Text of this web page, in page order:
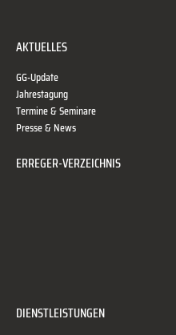
AKTUELLES
GG-Update
Jahrestagung
Termine & Seminare
Presse & News
ERREGER-VERZEICHNIS
DIENSTLEISTUNGEN